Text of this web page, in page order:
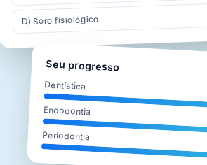
D)Soro fisiológico
Seu progresso
Dentística
Endodontia
Periodontia